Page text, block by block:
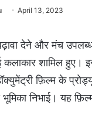
April 13, 2023
देने और मंच
शामिल हुए।
फ़िल्म के
निभाई। यह